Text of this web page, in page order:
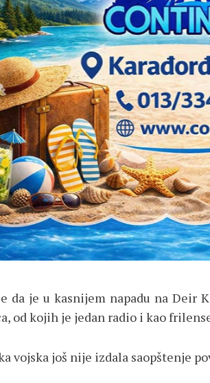
da je u kasnijem napadu na Deir
od kojih je jedan radio i kao
vojska još nije izdala saopštenje